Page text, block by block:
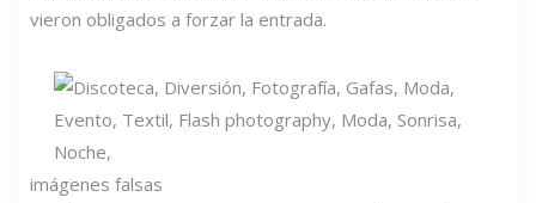
vieron obligados a forzar la entrada.
imágenes falsas